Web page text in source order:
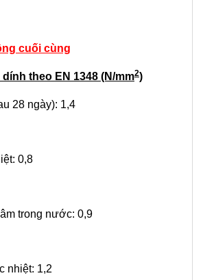
cuối cùng
theo EN 1348 (N/mm2)
28 ngày): 1,4
0,8
trong nước: 0,9
nhiệt: 1,2